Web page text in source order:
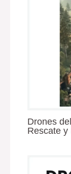
Drones
Rescate y